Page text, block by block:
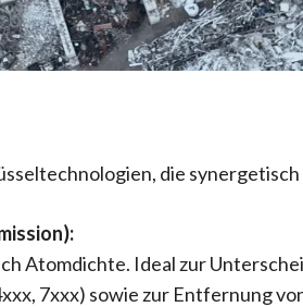
die
Atomdichte. Ideal zur
7xxx) sowie zur Entfernung